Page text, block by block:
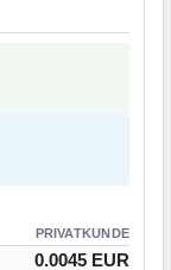
PRIVATKUNDE
0.0045 EUR